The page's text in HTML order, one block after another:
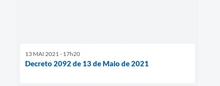
13 MAI 2021 - 17h20
Decreto 2092 de 13 de Maio de 2021